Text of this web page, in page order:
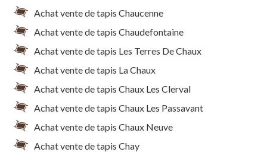
Achat vente de tapis Chaucenne
Achat vente de tapis Chaudefontaine
Achat vente de tapis Les Terres De Chaux
Achat vente de tapis La Chaux
Achat vente de tapis Chaux Les Clerval
Achat vente de tapis Chaux Les Passavant
Achat vente de tapis Chaux Neuve
Achat vente de tapis Chay